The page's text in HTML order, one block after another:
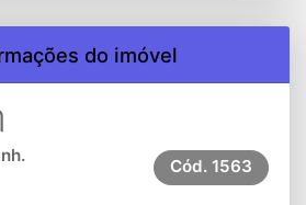
do imóvel
Cód. 1563